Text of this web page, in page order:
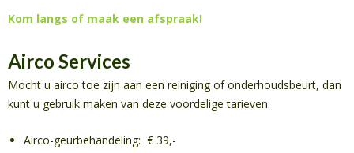
Kom langs of maak een afspraak!
Airco Services
Mocht u airco toe zijn aan een reiniging of onderhoudsbeurt, dan
kunt u gebruik maken van deze voordelige tarieven:
Airco-geurbehandeling: € 39,-